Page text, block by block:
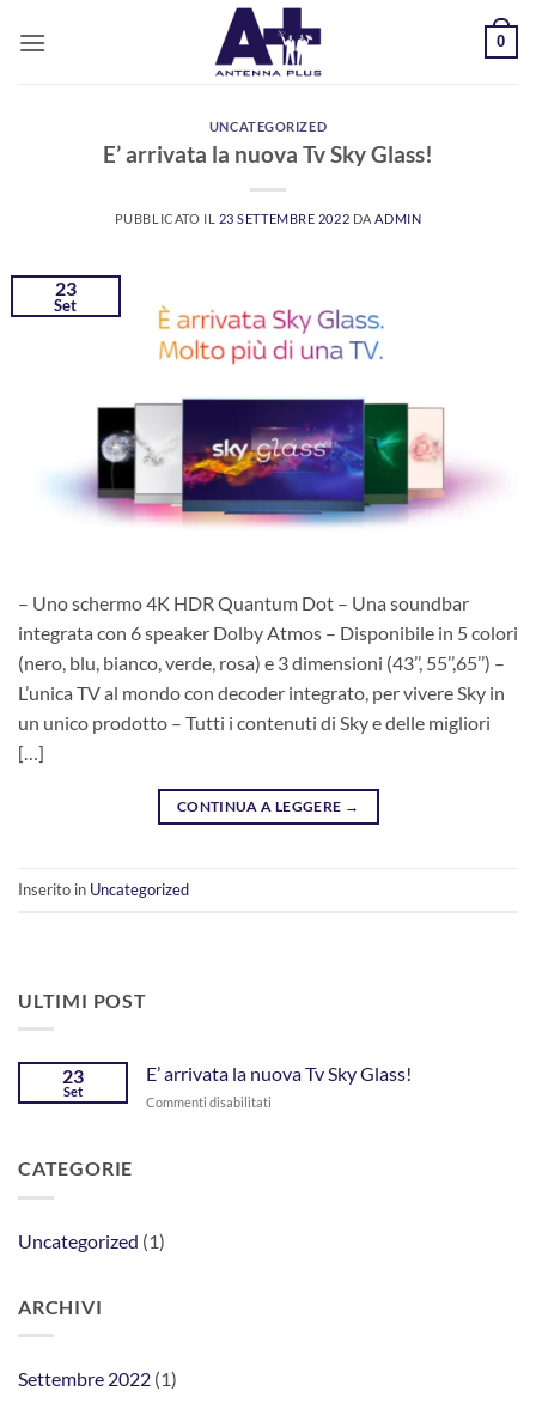
0
UNCATEGORIZED
E’ arrivata la nuova Tv Sky Glass!
PUBBLICATO IL 23 SETTEMBRE 2022 DA ADMIN
23
Set
– Uno schermo 4K HDR Quantum Dot – Una soundbar
integrata con 6 speaker Dolby Atmos – Disponibile in 5 colori
(nero, blu, bianco, verde, rosa) e 3 dimensioni (43’’, 55’’,65’’) –
L’unica TV al mondo con decoder integrato, per vivere Sky in
un unico prodotto – Tutti i contenuti di Sky e delle migliori
[…]
CONTINUA A LEGGERE →
Inserito in Uncategorized
ULTIMI POST
23
Set
E’ arrivata la nuova Tv Sky Glass!
Commenti disabilitati
CATEGORIE
Uncategorized (1)
ARCHIVI
Settembre 2022 (1)